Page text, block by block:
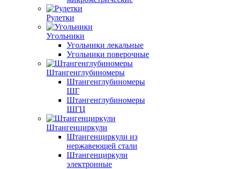
Рулетки
Угольники
Угольники лекальные
Угольники поверочные
Штангенглубиномеры
Штангенглубиномеры
ШГ
Штангенглубиномеры
ШГЦ
Штангенциркули
Штангенциркули из
нержавеющей стали
Штангенциркули
электронные